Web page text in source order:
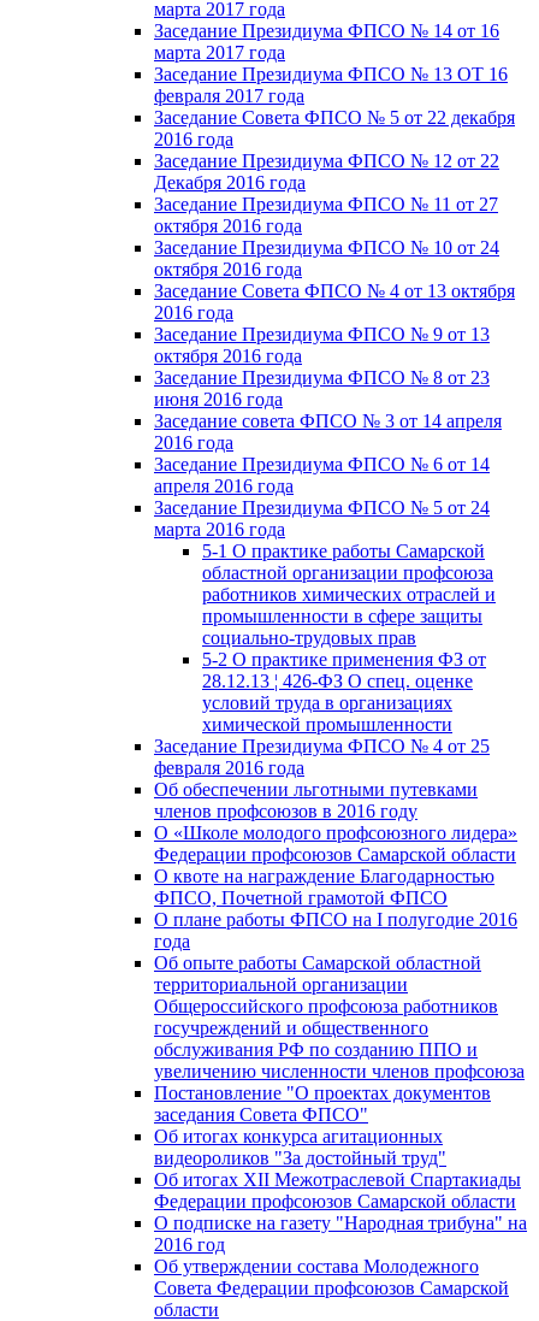
марта 2017 года
Заседание Президиума ФПСО № 14 от 16
марта 2017 года
Заседание Президиума ФПСО № 13 ОТ 16
февраля 2017 года
Заседание Совета ФПСО № 5 от 22 декабря
2016 года
Заседание Президиума ФПСО № 12 от 22
Декабря 2016 года
Заседание Президиума ФПСО № 11 от 27
октября 2016 года
Заседание Президиума ФПСО № 10 от 24
октября 2016 года
Заседание Совета ФПСО № 4 от 13 октября
2016 года
Заседание Президиума ФПСО № 9 от 13
октября 2016 года
Заседание Президиума ФПСО № 8 от 23
июня 2016 года
Заседание совета ФПСО № 3 от 14 апреля
2016 года
Заседание Президиума ФПСО № 6 от 14
апреля 2016 года
Заседание Президиума ФПСО № 5 от 24
марта 2016 года
5-1 О практике работы Самарской
областной организации профсоюза
работников химических отраслей и
промышленности в сфере защиты
социально-трудовых прав
5-2 О практике применения ФЗ от
28.12.13 ¦ 426-ФЗ О спец. оценке
условий труда в организациях
химической промышленности
Заседание Президиума ФПСО № 4 от 25
февраля 2016 года
Об обеспечении льготными путевками
членов профсоюзов в 2016 году
О «Школе молодого профсоюзного лидера»
Федерации профсоюзов Самарской области
О квоте на награждение Благодарностью
ФПСО, Почетной грамотой ФПСО
О плане работы ФПСО на I полугодие 2016
года
Об опыте работы Самарской областной
территориальной организации
Общероссийского профсоюза работников
госучреждений и общественного
обслуживания РФ по созданию ППО и
увеличению численности членов профсоюза
Постановление "О проектах документов
заседания Совета ФПСО"
Об итогах конкурса агитационных
видеороликов "За достойный труд"
Об итогах XII Межотраслевой Спартакиады
Федерации профсоюзов Самарской области
О подписке на газету "Народная трибуна" на
2016 год
Об утверждении состава Молодежного
Совета Федерации профсоюзов Самарской
области